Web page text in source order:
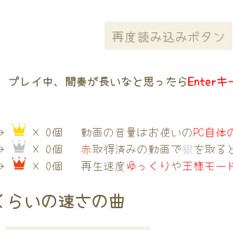
再度読み込みボタン
プレイ中、間奏が長いなと思ったらEnterキ
× 0個
× 0個
× 0個
動画の音量はお使いのPC自体
赤取得済みの動画で銀を取る
再生速度ゆっくりや王様モー
らいの速さの曲